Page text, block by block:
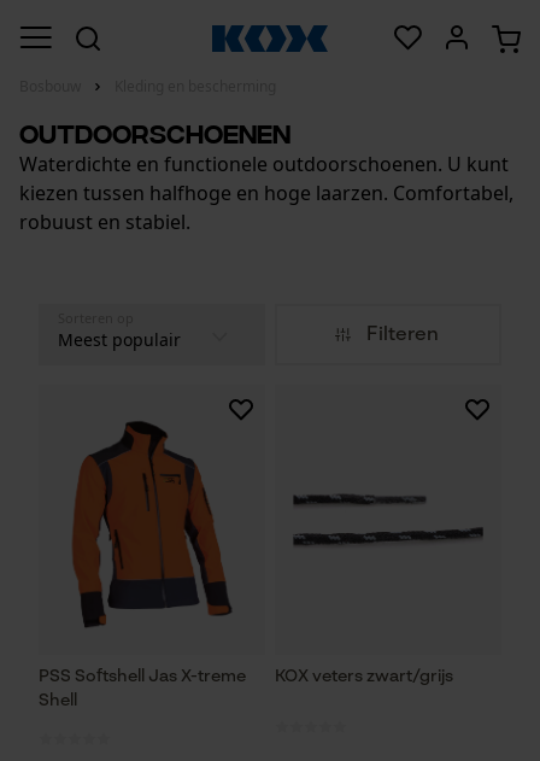
Outdoorschoenen
Waterdichte en functionele outdoorschoenen. U kunt
kiezen tussen halfhoge en hoge laarzen. Comfortabel,
robuust en stabiel.
Filteren
PSS Softshell Jas X-treme
Shell
KOX veters zwart/grijs